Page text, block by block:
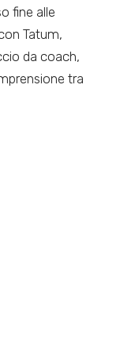
fine alle
Tatum,
da coach,
tra